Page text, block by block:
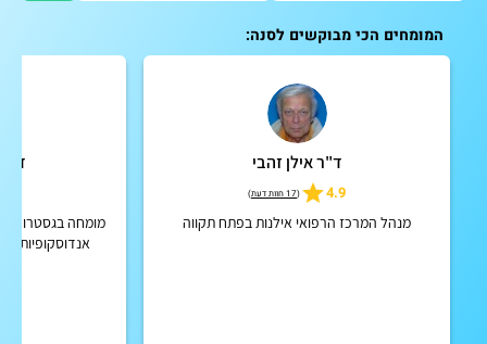
המומחים הכי מבוקשים לסנה:
ד"ר אילן זהבי
4.9
(17 חוות דעת )
מנהל המרכז הרפואי אילנות בפתח תקווה
מומחה
אנדוסקופיות